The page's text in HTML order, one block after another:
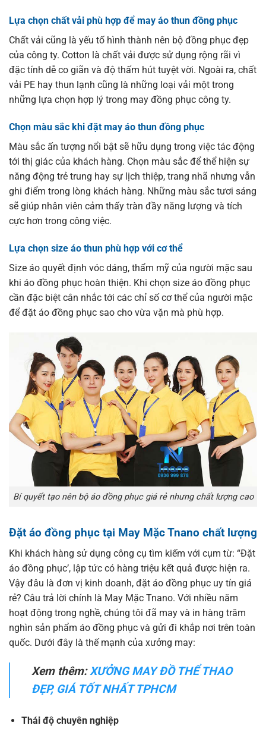
Lựa chọn chất vải phù hợp để may áo thun đồng phục
Chất vải cũng là yếu tố hình thành nên bộ đồng phục đẹp
của công ty. Cotton là chất vải được sử dụng rộng rãi vì
đặc tính dễ co giãn và độ thấm hút tuyệt vời. Ngoài ra, chất
vải PE hay thun lạnh cũng là những loại vải một trong
những lựa chọn hợp lý trong may đồng phục công ty.
Chọn màu sắc khi đặt may áo thun đồng phục
Màu sắc ấn tượng nổi bật sẽ hữu dụng trong việc tác động
tới thị giác của khách hàng. Chọn màu sắc để thể hiện sự
năng động trẻ trung hay sự lịch thiệp, trang nhã nhưng vẫn
ghi điểm trong lòng khách hàng. Những màu sắc tươi sáng
sẽ giúp nhân viên cảm thấy tràn đầy năng lượng và tích
cực hơn trong công việc.
Lựa chọn size áo thun phù hợp với cơ thể
Size áo quyết định vóc dáng, thẩm mỹ của người mặc sau
khi áo đồng phục hoàn thiện. Khi chọn size áo đồng phục
cần đặc biệt cân nhắc tới các chỉ số cơ thể của người mặc
để đặt áo đồng phục sao cho vừa vặn mà phù hợp.
Bí quyết tạo nên bộ áo đồng phục giá rẻ nhưng chất lượng cao
Đặt áo đồng phục tại May Mặc Tnano chất lượng
Khi khách hàng sử dụng công cụ tìm kiếm với cụm từ: “Đặt
áo đồng phục’, lập tức có hàng triệu kết quả được hiện ra.
Vậy đâu là đơn vị kinh doanh, đặt áo đồng phục uy tín giá
rẻ? Câu trả lời chính là May Mặc Tnano. Với nhiều năm
hoạt động trong nghề, chúng tôi đã may và in hàng trăm
nghìn sản phẩm áo đồng phục và gửi đi khắp nơi trên toàn
quốc. Dưới đây là thế mạnh của xưởng may:
Xem thêm:XƯỞNG MAY ĐỒ THỂ THAO
ĐẸP, GIÁ TỐT NHẤT TPHCM
Thái độ chuyên nghiệp